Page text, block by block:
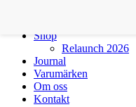
Shop
Relaunch 2026
Journal
Varumärken
Om oss
Kontakt